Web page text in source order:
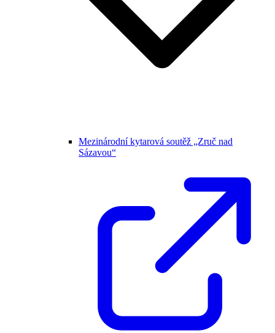
Mezinárodní kytarová soutěž „Zruč nad
Sázavou“